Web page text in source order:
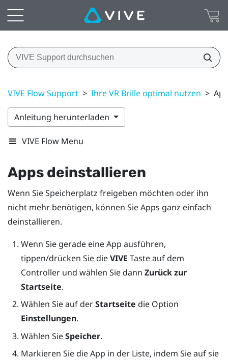
VIVE Flow Support > Ihre VR Brille optimal nutzen >
Anleitung herunterladen
VIVE Flow Menu
Apps deinstallieren
Wenn Sie Speicherplatz freigeben möchten oder ihn
nicht mehr benötigen, können Sie Apps ganz einfach
deinstallieren.
Wenn Sie gerade eine App ausführen,
tippen/drücken Sie dieVIVE Taste auf dem
Controller und wählen Sie dann Zurück zur
Startseite.
Wählen Sie auf derStartseite die Option
Einstellungen.
Wählen SieSpeicher.
Markieren Sie die App in der Liste, indem Sie auf sie